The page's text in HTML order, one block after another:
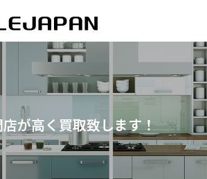
が高く買取致します！